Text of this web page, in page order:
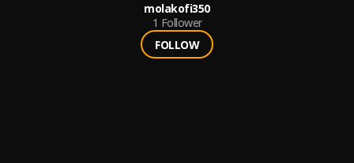
molakofi350
1 Follower
FOLLOW